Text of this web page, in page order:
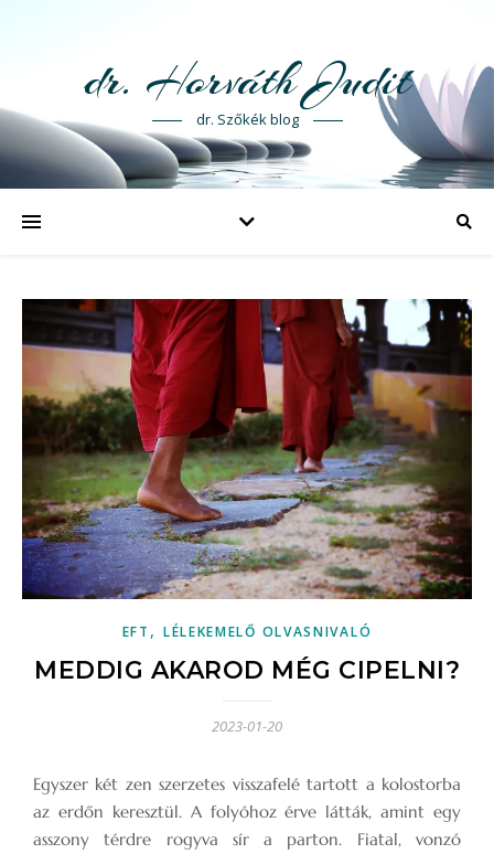
dr. Horváth Judit
dr. Szőkék blog
EFT , LÉLEKEMELŐ OLVASNIVALÓ
MEDDIG AKAROD MÉG CIPELNI?
2023-01-20
Egyszer két zen szerzetes visszafelé tartott a kolostorba
az erdőn keresztül. A folyóhoz érve látták, amint egy
asszony térdre rogyva sír a parton. Fiatal, vonzó